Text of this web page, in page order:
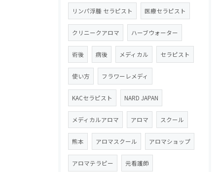
リンパ浮腫 セラピスト 医療セラピスト
クリニークアロマ ハーブウォーター
術後 病後 メディカル セラピスト
使い方 フラワーレメディ
KACセラピスト NARD JAPAN
メディカルアロマ アロマ スクール
熊本 アロマスクール アロマショップ
アロマテラピー 元看護師